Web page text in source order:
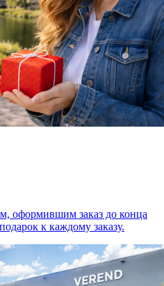
оформившим заказ до конца
к каждому заказу.